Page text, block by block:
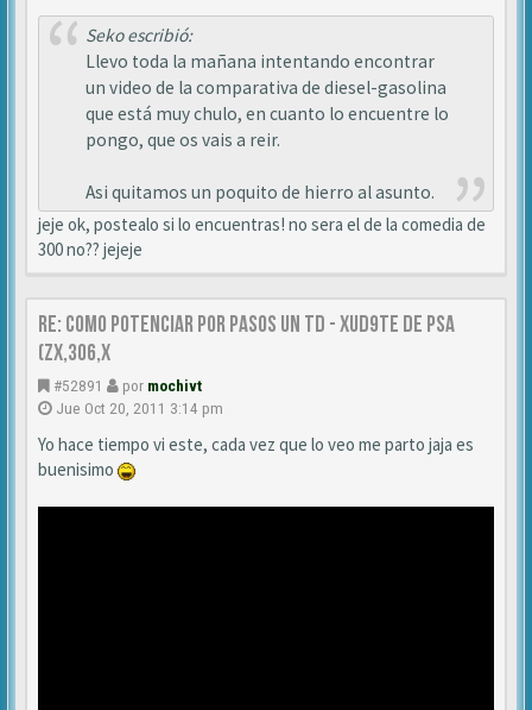
Seko escribió:
Llevo toda la mañana intentando encontrar
un video de la comparativa de diesel-gasolina
que está muy chulo, en cuanto lo encuentre lo
pongo, que os vais a reir.
Asi quitamos un poquito de hierro al asunto.
jeje ok, postealo si lo encuentras! no sera el de la comedia de
300 no?? jejeje
Re: Como Potenciar por pasos un TD - XUD9TE DE PSA
(zx,306,x
#52891 por mochivt
Jue Oct 20, 2011 3:14 pm
Yo hace tiempo vi este, cada vez que lo veo me parto jaja es
buenisimo